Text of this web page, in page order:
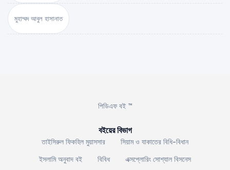
মুহাম্মদ আবুল হাসানাত
পিডিএফ বই ™
বইয়ের বিভাগ
তাইসিরুল ফিকহিল মুয়াসসার
সিয়াম ও যাকাতের বিধি-বিধান
ইসলামি অনুবাদ বই
বিবিধ
এক্সপ্লোরিং সোশ্যাল বিসনেস